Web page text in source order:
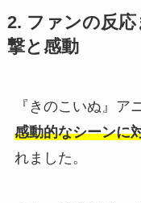
2. ファンの反
撃と感動
『きのこいぬ』ア
感動的なシーンに
れました。